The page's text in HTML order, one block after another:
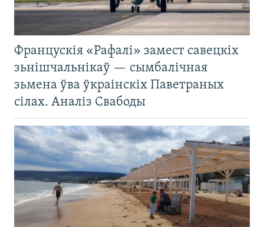
Францускія «Рафалі» замест савецкіх
зьнішчальнікаў — сымбалічная
зьмена ўва ўкраінскіх Паветраных
сілах. Аналіз Свабоды